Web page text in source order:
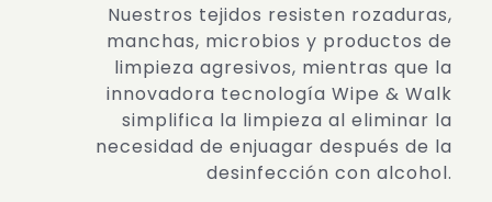
Nuestros tejidos resisten rozaduras,
manchas, microbios y productos de
limpieza agresivos, mientras que la
innovadora tecnología Wipe & Walk
simplifica la limpieza al eliminar la
necesidad de enjuagar después de la
desinfección con alcohol.